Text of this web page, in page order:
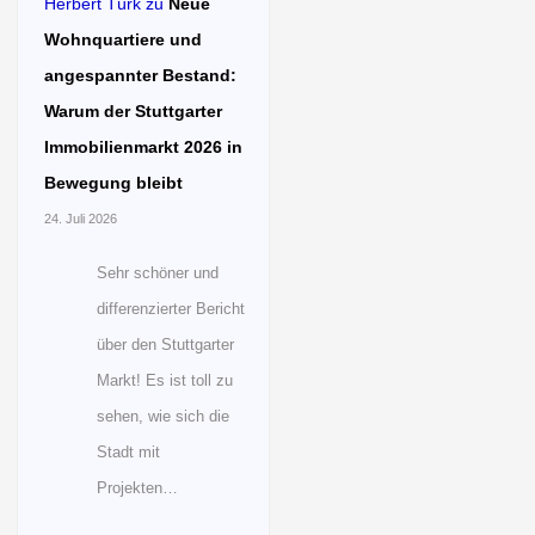
Wohnquartiere und
angespannter Bestand:
Warum der Stuttgarter
Immobilienmarkt 2026 in
Bewegung bleibt
24. Juli 2026
Sehr schöner und
differenzierter Bericht
über den Stuttgarter
Markt! Es ist toll zu
sehen, wie sich die
Stadt mit
Projekten…